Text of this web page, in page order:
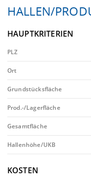
HALLEN/
HAUPTKRITERIEN
PLZ
Ort
Grundstücksfläche
Prod.-/Lagerfläche
Gesamtfläche
Hallenhöhe/UKB
KOSTEN